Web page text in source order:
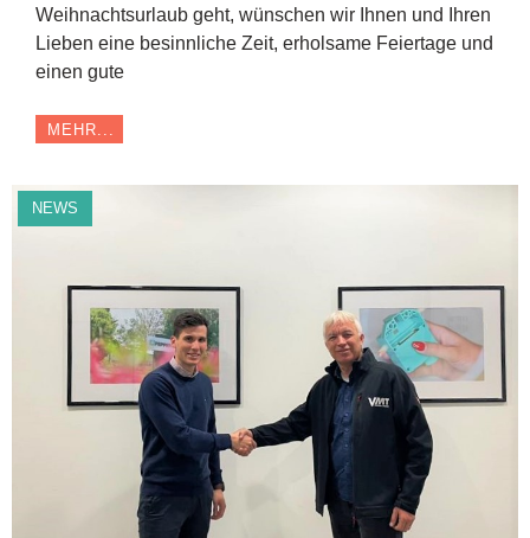
Weihnachtsurlaub geht, wünschen wir Ihnen und Ihren
Lieben eine besinnliche Zeit, erholsame Feiertage und
einen gute
MEHR...
NEWS